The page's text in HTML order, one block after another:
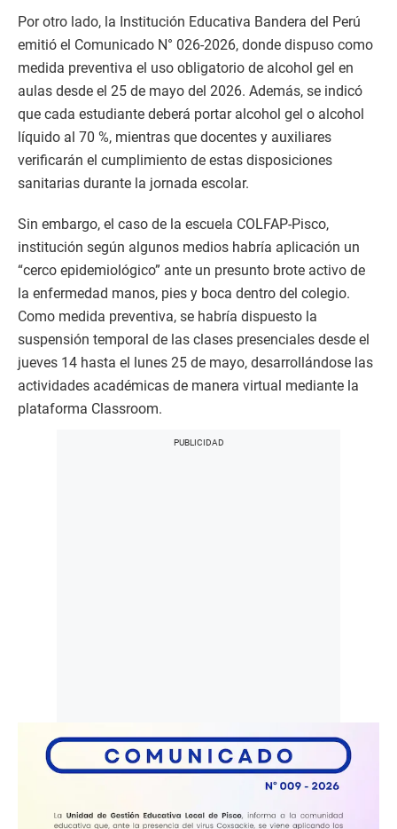
Por otro lado, la Institución Educativa Bandera del Perú
emitió el Comunicado N° 026-2026, donde dispuso como
medida preventiva el uso obligatorio de alcohol gel en
aulas desde el 25 de mayo del 2026. Además, se indicó
que cada estudiante deberá portar alcohol gel o alcohol
líquido al 70 %, mientras que docentes y auxiliares
verificarán el cumplimiento de estas disposiciones
sanitarias durante la jornada escolar.
Sin embargo, el caso de la escuela COLFAP-Pisco,
institución según algunos medios habría aplicación un
“cerco epidemiológico” ante un presunto brote activo de
la enfermedad manos, pies y boca dentro del colegio.
Como medida preventiva, se habría dispuesto la
suspensión temporal de las clases presenciales desde el
jueves 14 hasta el lunes 25 de mayo, desarrollándose las
actividades académicas de manera virtual mediante la
plataforma Classroom.